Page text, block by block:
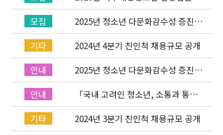
청 접수(상시)
모집
2025년 청소년 다문화감수성 증진
프로그램「다가감」번역본 수요조
사
기타
2024년 4분기 친인척 채용규모 공개
안내
2025년 청소년 다문화감수성 증진
프로그램「다가감」온라인 설명회
진행
안내
「국내 고려인 청소년, 소통과 통합
을 위한 실질적 지원 방안」정책토론
회 신청 접수
기타
2024년 3분기 친인척 채용규모 공개